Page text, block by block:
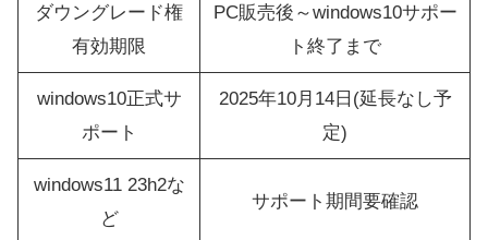
ダウングレード権
有効期限
PC販売後～windows10サポー
ト終了まで
windows10正式サ
ポート
2025年10月14日(延長なし予
定)
windows11 23h2な
ど
サポート期間要確認